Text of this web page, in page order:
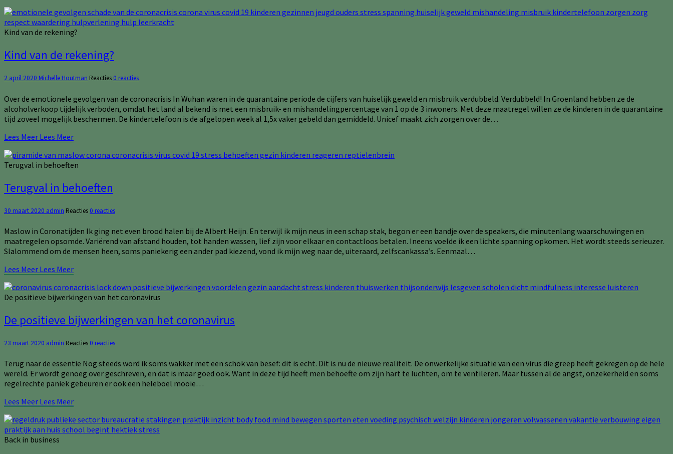
Kind van de rekening?
Kind van de rekening?
2 april 2020 Michelle Houtman Reacties 0 reacties
Over de emotionele gevolgen van de coronacrisis In Wuhan waren in de quarantaine periode de cijfers van huiselijk geweld en misbruik verdubbeld. Verdubbeld! In Groenland hebben ze de
alcoholverkoop tijdelijk verboden, omdat het land al bekend is met een misbruik- en mishandelingpercentage van 1 op de 3 inwoners. Met deze maatregel willen ze de kinderen in de quarantaine
tijd zoveel mogelijk beschermen. De kindertelefoon is de afgelopen week al 1,5x vaker gebeld dan gemiddeld. Unicef maakt zich zorgen over de…
Lees Meer Lees Meer
Terugval in behoeften
Terugval in behoeften
30 maart 2020 admin Reacties 0 reacties
Maslow in Coronatijden Ik ging net even brood halen bij de Albert Heijn. En terwijl ik mijn neus in een schap stak, begon er een bandje over de speakers, die minutenlang waarschuwingen en
maatregelen opsomde. Variërend van afstand houden, tot handen wassen, lief zijn voor elkaar en contactloos betalen. Ineens voelde ik een lichte spanning opkomen. Het wordt steeds serieuzer.
Slalommend om de mensen heen, soms paniekerig een ander pad kiezend, vond ik mijn weg naar de, uiteraard, zelfscankassa’s. Eenmaal…
Lees Meer Lees Meer
De positieve bijwerkingen van het coronavirus
De positieve bijwerkingen van het coronavirus
23 maart 2020 admin Reacties 0 reacties
Terug naar de essentie Nog steeds word ik soms wakker met een schok van besef: dit is echt. Dit is nu de nieuwe realiteit. De onwerkelijke situatie van een virus die greep heeft gekregen op de hele
wereld. Er wordt genoeg over geschreven, en dat is maar goed ook. Want in deze tijd heeft men behoefte om zijn hart te luchten, om te ventileren. Maar tussen al de angst, onzekerheid en soms
regelrechte paniek gebeuren er ook een heleboel mooie…
Lees Meer Lees Meer
Back in business